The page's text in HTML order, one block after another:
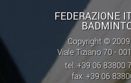
FEDERAZIONE
Copyright ©
Viale Tiziano 70 -
tel: +39 06 83800
fax: +39 06